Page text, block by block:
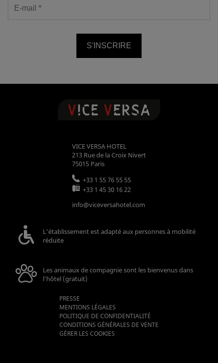
S'INSCRIRE
VICE VERSA HOTEL
213 Rue de la Croix Nivert
75015 Paris
+33 1 55 76 55 55
+33 1 45 30 16 22
info@viceversahotel.com
L’établissement est adapté aux personnes à mobilité
réduite
Les animaux de compagnie sont les bienvenus dans
l’hôtel (gratuit)
PRESSE
MENTIONS LÉGALES
POLITIQUE DE CONFIDENTIALITÉ
CONDITIONS GÉNÉRALES DE VENTE
GÉRER LES COOKIES